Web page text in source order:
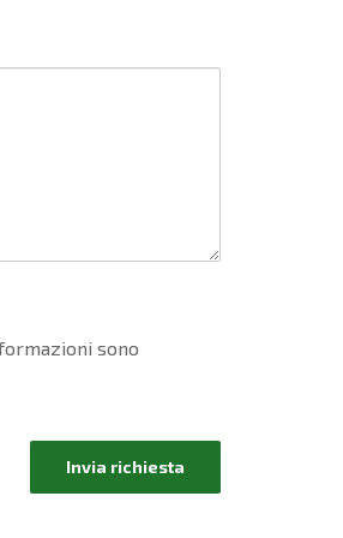
sono
Invia richiesta